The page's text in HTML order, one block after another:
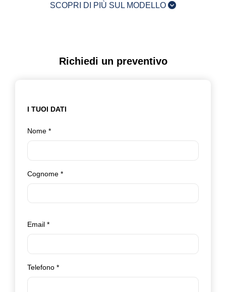
SCOPRI DI PIÙ SUL MODELLO
Richiedi un preventivo
I TUOI DATI
Nome *
Cognome *
Email *
Telefono *